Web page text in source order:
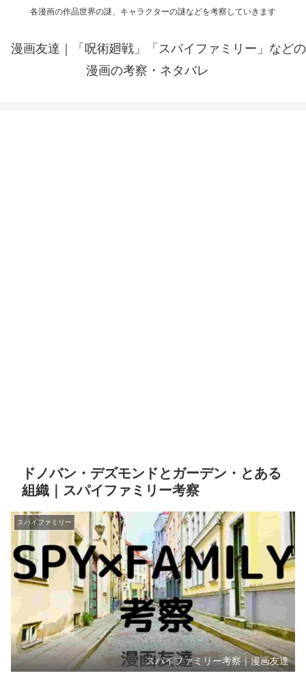
各漫画の作品世界の謎、キャラクターの謎などを考察していきます
漫画友達｜「呪術廻戦」「スパイファミリー」などの
漫画の考察・ネタバレ
ドノバン・デズモンドとガーデン・とある
組織｜スパイファミリー考察
スパイファミリー
スパイファミリー考察｜漫画友達